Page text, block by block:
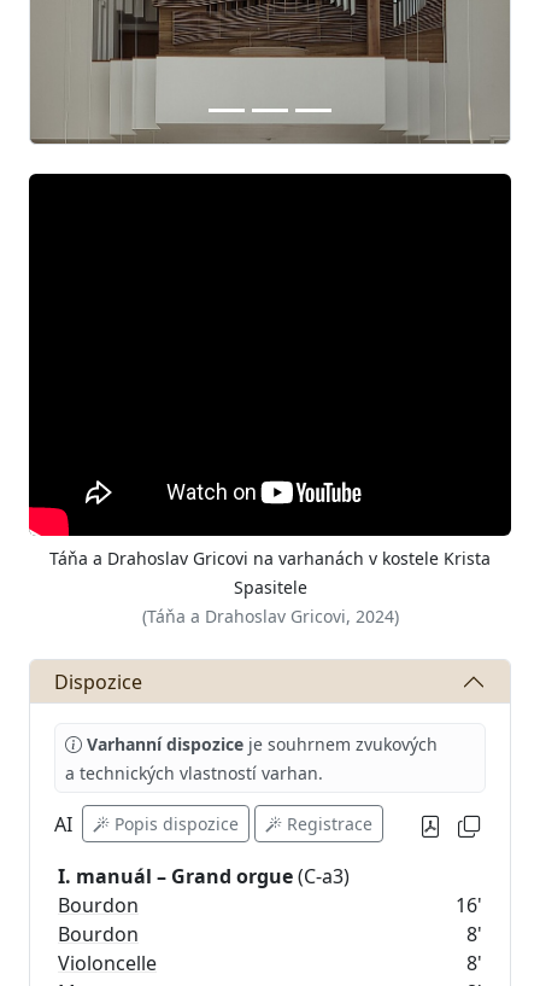
Táňa a Drahoslav Gricovi na varhanách v kostele Krista
Spasitele
(Táňa a Drahoslav Gricovi, 2024)
Dispozice
Varhanní dispozice je souhrnem zvukových
a technických vlastností varhan.
AI Popis dispozice Registrace
I. manuál – Grand orgue
Bourdon
16'
Bourdon
8'
Violoncelle
8'